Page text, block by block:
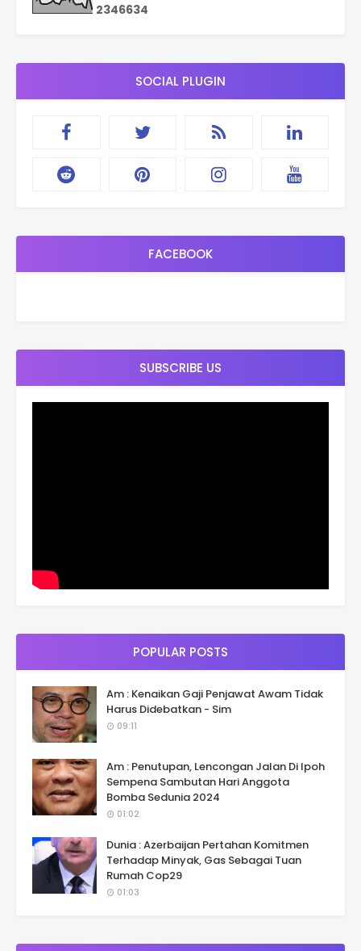
2346634
SOCIAL PLUGIN
FACEBOOK
SUBSCRIBE US
POPULAR POSTS
Am : Kenaikan Gaji Penjawat Awam Tidak
Harus Didebatkan - Sim
09:11
Am : Penutupan, Lencongan Jalan Di Ipoh
Sempena Sambutan Hari Anggota
Bomba Sedunia 2024
01:02
Dunia : Azerbaijan Pertahan Komitmen
Terhadap Minyak, Gas Sebagai Tuan
Rumah Cop29
01:03